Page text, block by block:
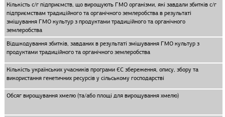
Кількість с/г підприємств, що вирощують ГМО організми, які завдали збитків с/г
підприємствам традиційного та органічного землеробства в результаті
змішування ГМО культур з продуктами традиційного та органічного
землеробства
Відшкодування збитків, завданих в результаті змішування ГМО культур з
продуктами традиційного та органічного землеробства
Кількість українських учасників програми ЄС збереження, опису, збору та
використання генетичних ресурсів у сільському господарстві
Обсяг вирощування хмелю (та/або площі для вирощування хмелю)